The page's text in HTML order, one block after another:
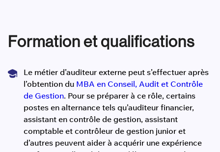
Formation et qualifications
Le métier d’auditeur externe peut s’effectuer après
l’obtention du MBA en Conseil, Audit et Contrôle
de Gestion. Pour se préparer à ce rôle, certains
postes en alternance tels qu’auditeur financier,
assistant en contrôle de gestion, assistant
comptable et contrôleur de gestion junior et
d’autres peuvent aider à acquérir une expérience